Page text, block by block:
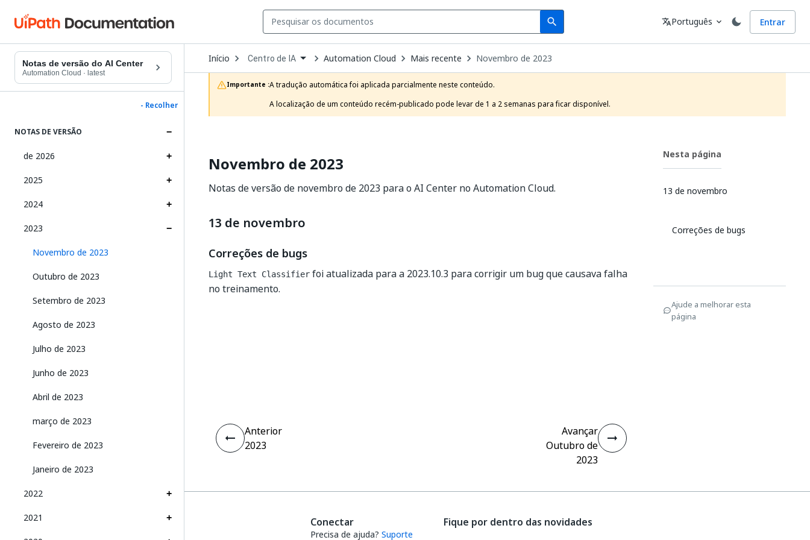
search
Search Idioma
translatePortuguês expand_more Entrar
Notas de versão do AI Center
Automation Cloud · latest
- Recolher
NOTAS DE VERSÃO
de 2026
2025
2024
2023
Novembro de 2023
Outubro de 2023
Setembro de 2023
Agosto de 2023
Julho de 2023
Junho de 2023
Abril de 2023
março de 2023
Fevereiro de 2023
Janeiro de 2023
2022
2021
Início Open
Dropdown
to
choose
product
Centro de IA Automation Cloud Mais recente Novembro de 2023
Importante :A tradução automática foi aplicada parcialmente neste conteúdo.
A localização de um conteúdo recém-publicado pode levar de 1 a 2 semanas para ficar disponível.
Novembro de 2023
Notas de versão de novembro de 2023 para o AI Center no Automation Cloud.
13 de novembro
Correções de bugs
Light Text Classifier foi atualizada para a 2023.10.3 para corrigir um bug que causava falha
no treinamento.
Nesta página
13 de novembro
Correções de bugs
Ajude a melhorar esta
página
Anterior
2023
Avançar
Outubro de
2023
Conectar
Precisa de ajuda? Suporte
Fique por dentro das novidades